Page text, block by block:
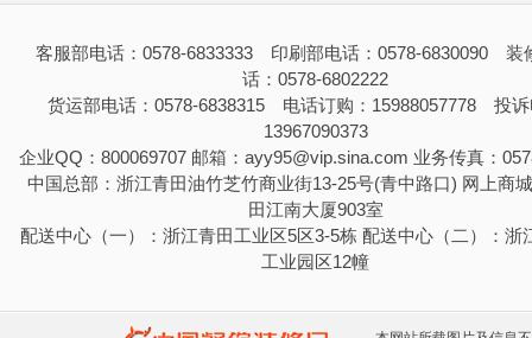
客服部电话：0578-6833333 印刷部电话：0578-6830090 装
话：0578-6802222
货运部电话：0578-6838315 电话订购：15988057778 投
13967090373
企业QQ：800069707 邮箱：ayy95@vip.sina.com 业务传真：
中国总部：浙江青田油竹芝竹商业街13-25号(青中路口) 网上商
田江南大厦903室
配送中心（一）：浙江青田工业区5区3-5栋 配送中心（二）：浙
工业园区12幢